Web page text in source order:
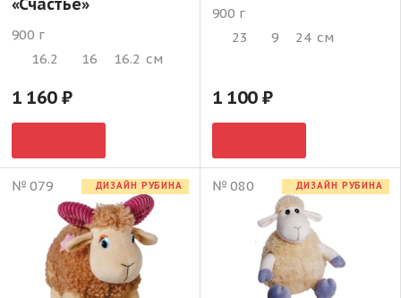
«Счастье»
900 г
16.2
16 16.2 см
1 160
900 г
23
9 24 см
1 100
№ 079 ДИЗАЙН РУБИНА № 080 ДИЗАЙН РУБИНА